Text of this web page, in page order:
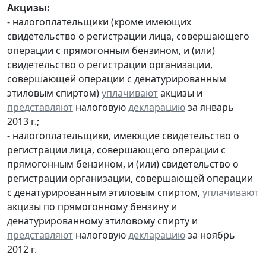
Акцизы:
- налогоплательщики (кроме имеющих
свидетельство о регистрации лица, совершающего
операции с прямогонным бензином, и (или)
свидетельство о регистрации организации,
совершающей операции с денатурированным
этиловым спиртом)уплачиваютакцизы и
представляют налоговуюдекларациюза январь
2013 г.;
- налогоплательщики, имеющие свидетельство о
регистрации лица, совершающего операции с
прямогонным бензином, и (или) свидетельство о
регистрации организации, совершающей операции
с денатурированным этиловым спиртом, уплачивают
акцизы по прямогонному бензину и
денатурированному этиловому спирту и
представляют налоговуюдекларациюза ноябрь
2012 г.